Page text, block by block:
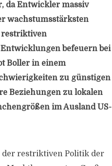
da Entwickler massiv
wachstumsstärksten
restriktiven
befeuern bei
Boller in einem
zu günstigen
Beziehungen zu lokalen
im Ausland US-
der restriktiven Politik der